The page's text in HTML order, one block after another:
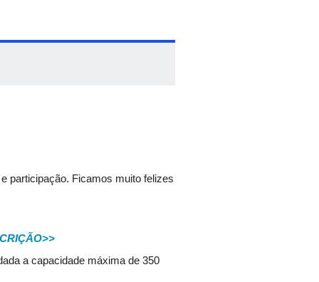
participação. Ficamos muito felizes
a capacidade máxima de 350